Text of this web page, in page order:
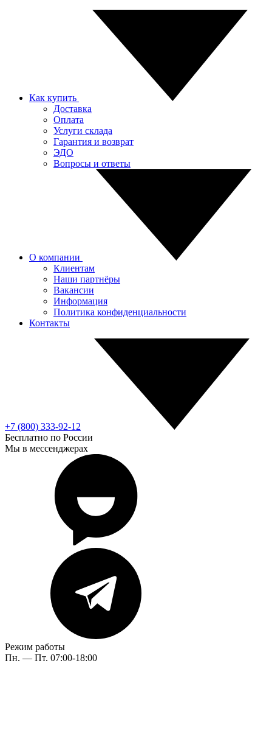
Как купить
Доставка
Оплата
Услуги склада
Гарантия и возврат
ЭДО
Вопросы и ответы
О компании
Клиентам
Наши партнёры
Вакансии
Информация
Политика конфиденциальности
Контакты
+7 (800) 333-92-12
Бесплатно по России
Мы в мессенджерах
Режим работы
Пн. — Пт. 07:00-18:00